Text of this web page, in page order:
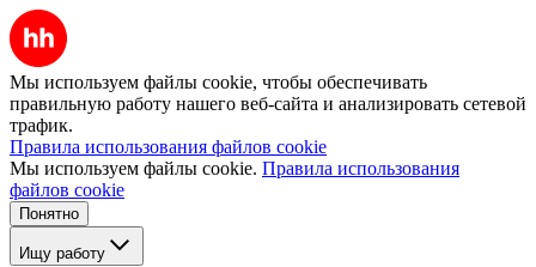
Мы используем файлы cookie, чтобы обеспечивать
правильную работу нашего веб-сайта и анализировать сетевой
трафик.
Правила использования файлов cookie
Мы используем файлы cookie. Правила использования
файлов cookie
Понятно
Ищу работу